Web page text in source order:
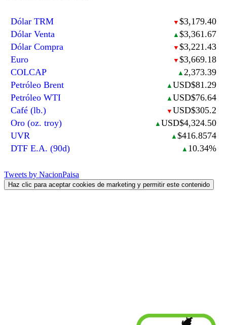
Dólar TRM ▼ $3,179.40
Dólar Venta
▲ $3,361.67
Dólar Compra
▼ $3,221.43
Euro
▼ $3,669.18
COLCAP
▲ 2,373.39
Petróleo Brent
▲ USD$81.29
Petróleo WTI
▲ USD$76.64
Café (lb.)
▼ USD$305.2
Oro (oz. troy)
▲ USD$4,324.50
UVR
▲ $416.8574
DTF E.A. (90d)
▲ 10.34%
Tweets by NacionPaisa
Haz clic para aceptar cookies de marketing y permitir este contenido